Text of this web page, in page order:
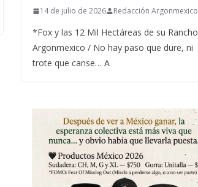
14 de julio de 2026 Redacción Argonmexico
*Fox y las 12 Mil Hectáreas de su Rancho
Argonmexico / No hay paso que dure, ni
trote que canse… A